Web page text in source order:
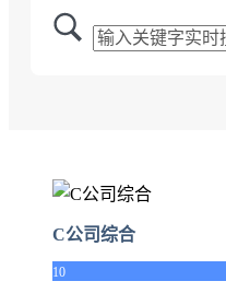
C公司综合
10